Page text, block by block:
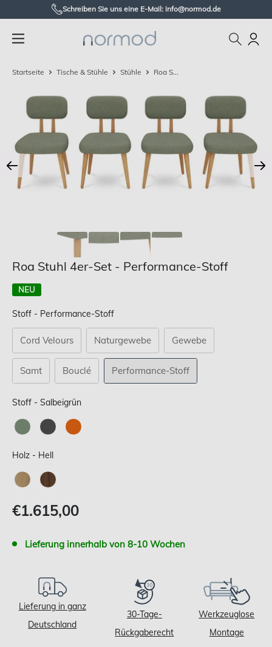
springen
Schreiben Sie uns eine E-Mail: info@normod.de
Normod
Startseite Tische & Stühle Stühle Roa S...
Roa Stuhl 4er-Set - Performance-Stoff
NEU
Stoff - Performance-StoffStoff
Cord Velours Naturgewebe Gewebe
Samt Bouclé Performance-Stoff
Stoff
Stoff - Salbeigrün
Holz - HellHolz
Verkaufspreis
€1.615,00
Lieferung innerhalb von 8-10 Wochen
Lieferung in ganz
Deutschland
30-Tage-
Rückgaberecht
Werkzeuglose
Montage